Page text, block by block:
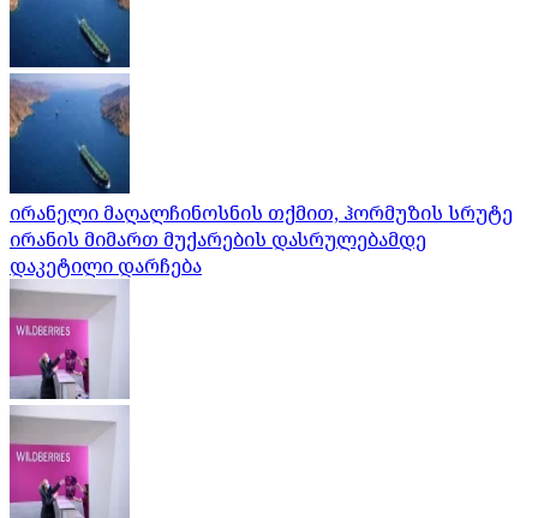
ირანელი მაღალჩინოსნის თქმით, ჰორმუზის სრუტე
ირანის მიმართ მუქარების დასრულებამდე
დაკეტილი დარჩება